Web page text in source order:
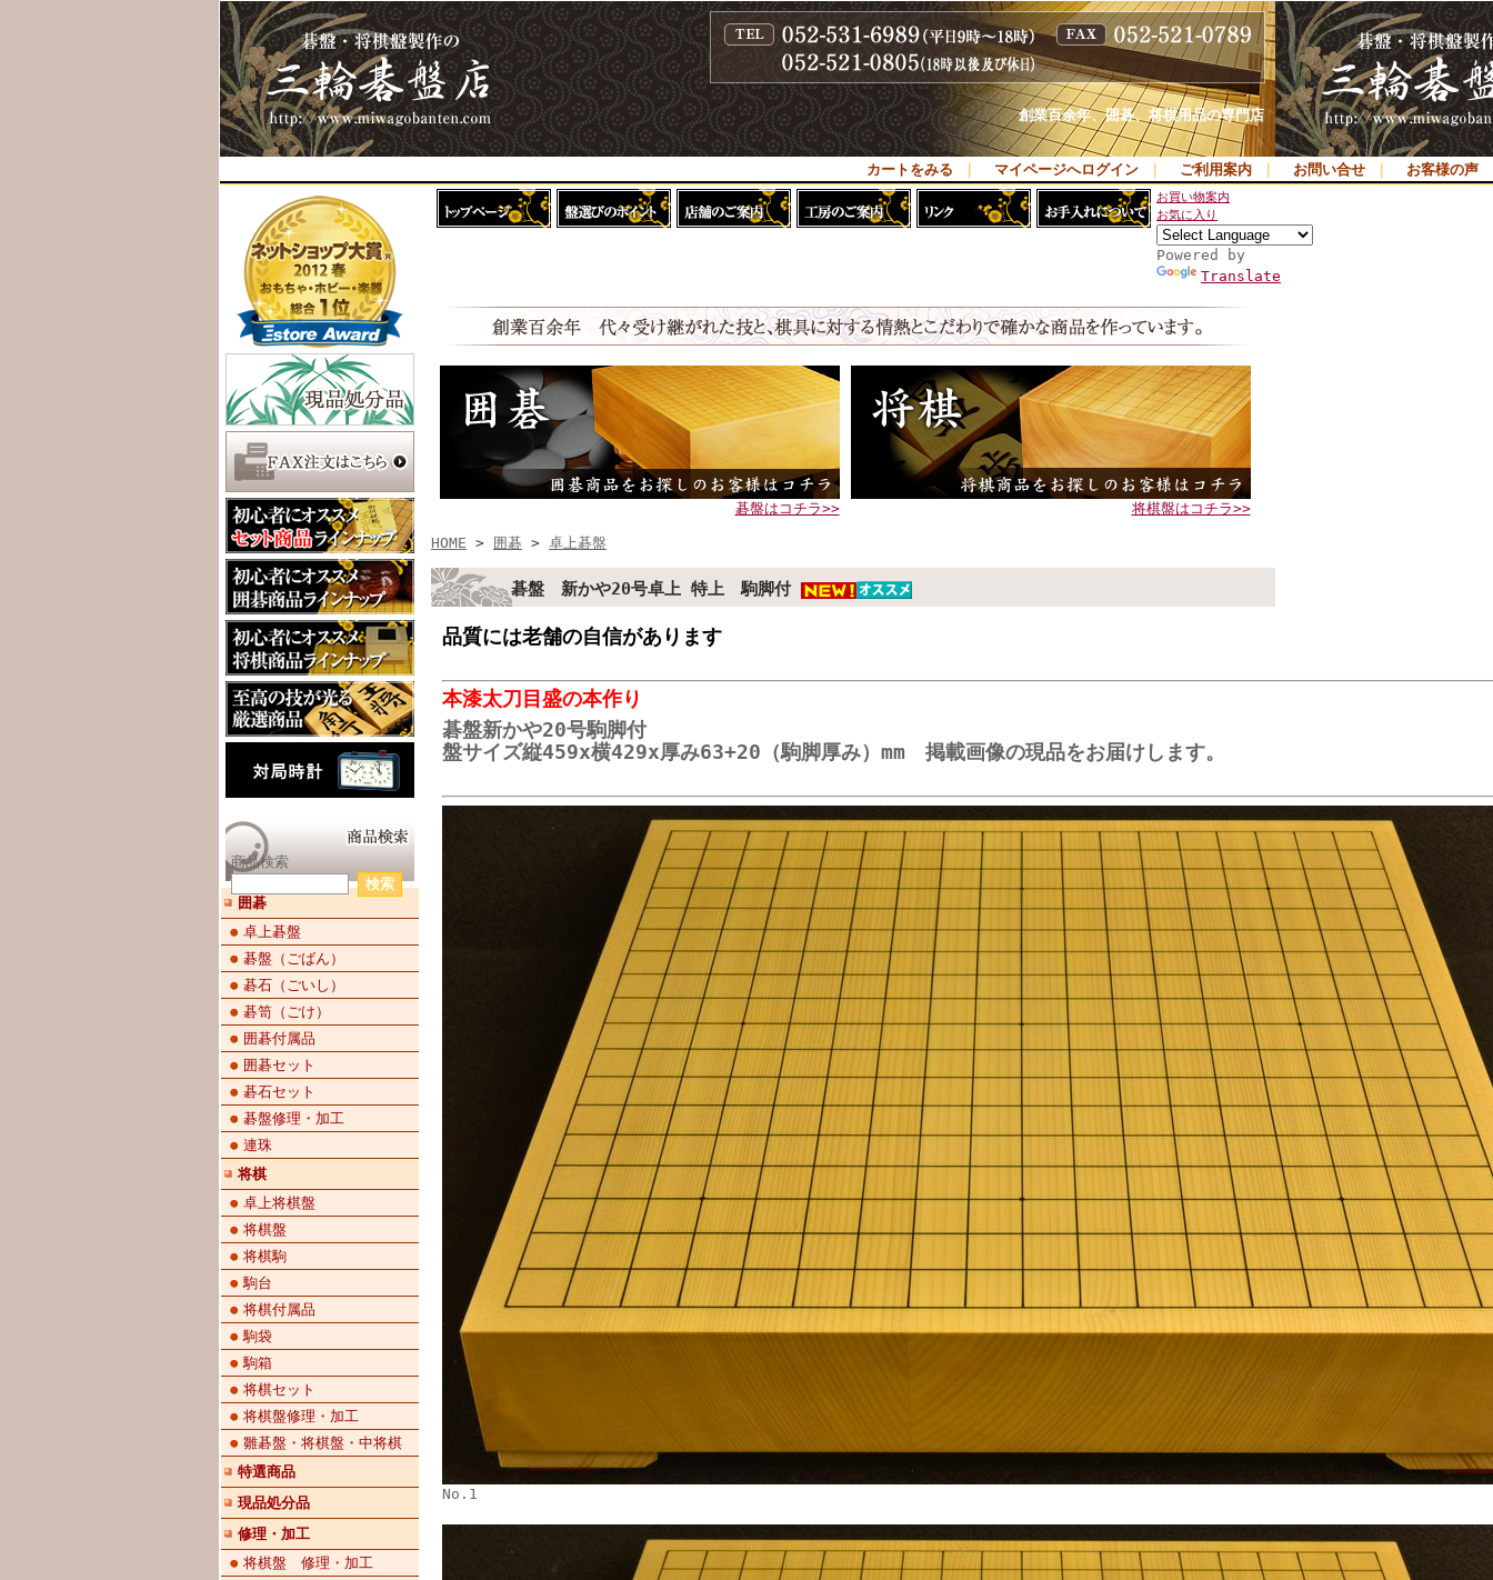
創業百余年、囲碁、将棋用品の専門店
カートをみる マイページへログイン ご利用案内 お問い合せ お客様の声
商品検索
囲碁
卓上碁盤
碁盤（ごばん）
碁石（ごいし）
碁笥（ごけ）
囲碁付属品
囲碁セット
碁石セット
碁盤修理・加工
連珠
将棋
卓上将棋盤
将棋盤
将棋駒
駒台
将棋付属品
駒袋
駒箱
将棋セット
将棋盤修理・加工
雛碁盤・将棋盤・中将棋
特選商品
現品処分品
修理・加工
将棋盤 修理・加工
お買い物案内
お気に入り
Powered by
Translate
碁盤はコチラ>> 将棋盤はコチラ>>
HOME > 囲碁 > 卓上碁盤
碁盤 新かや20号卓上 特上 駒脚付
品質には老舗の自信があります
本漆太刀目盛の本作り
碁盤新かや20号駒脚付
盤サイズ縦459x横429x厚み63+20（駒脚厚み）mm 掲載画像の現品をお届けします。
No.1